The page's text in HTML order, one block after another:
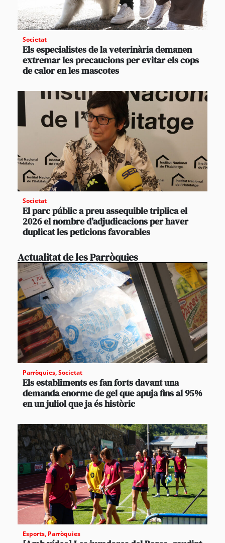
Societat
Els especialistes de la veterinària demanen
extremar les precaucions per evitar els cops
de calor en les mascotes
Societat
El parc públic a preu assequible triplica el
2026 el nombre d’adjudicacions per haver
duplicat les peticions favorables
Actualitat de les Parròquies
Parròquies,Societat
Els establiments es fan forts davant una
demanda enorme de gel que apuja fins al 95%
en un juliol que ja és històric
Esports, Parròquies